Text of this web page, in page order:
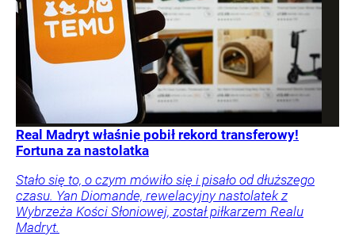
Real Madryt właśnie pobił rekord transferowy!
Fortuna za nastolatka
Stało się to, o czym mówiło się i pisało od dłuższego
czasu. Yan Diomande, rewelacyjny nastolatek z
Wybrzeża Kości Słoniowej, został piłkarzem Realu
Madryt.